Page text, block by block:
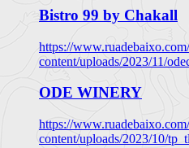
Bistro 99 by Chakall
https://
content/uploads/2023/11/
ODE WINERY
https://
content/uploads/2023/10/